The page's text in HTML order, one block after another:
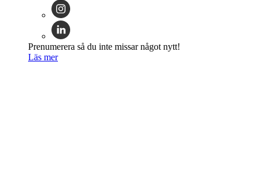
Prenumerera så du inte missar något nytt!
Läs mer